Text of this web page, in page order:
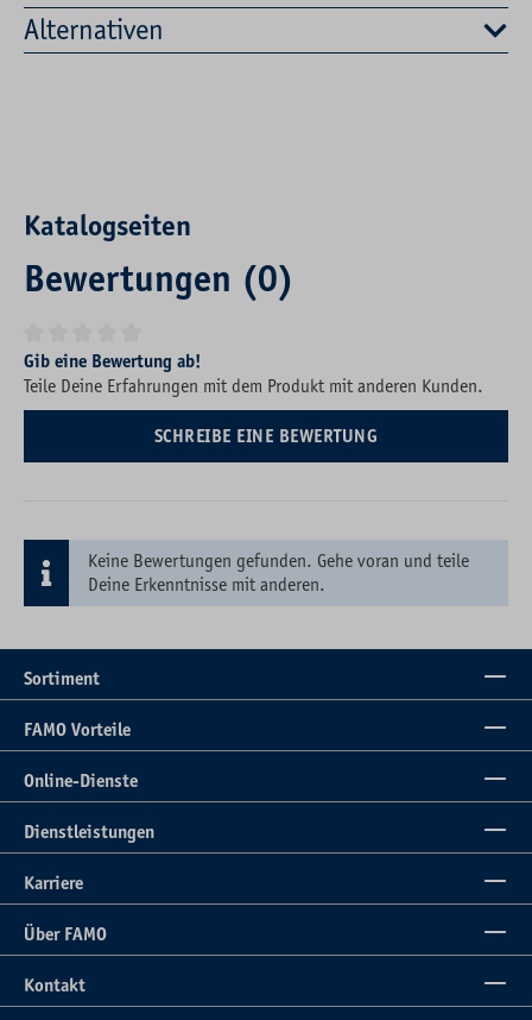
Alternativen
Katalogseiten
Bewertungen (0)
Durchschnittliche Bewertung von 0 von 5 Sternen
Gib eine Bewertung ab!
Teile Deine Erfahrungen mit dem Produkt mit anderen Kunden.
SCHREIBE EINE BEWERTUNG
Keine Bewertungen gefunden. Gehe voran und teile
Deine Erkenntnisse mit anderen.
Sortiment
FAMO Vorteile
Online-Dienste
Dienstleistungen
Karriere
Über FAMO
Kontakt